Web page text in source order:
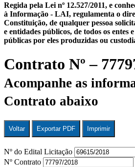
Regida pela Lei nº 12.527/2011, e
à Informação - LAI, regulamenta o
Constituição, de qualquer pessoa
e entidades públicos, de todos os entes
públicas por eles produzidas ou
Contrato Nº –
Acompanhe as
Contrato abaixo
Voltar Exportar PDF Imprimir
Nº do Edital Licitação
Nº Contrato